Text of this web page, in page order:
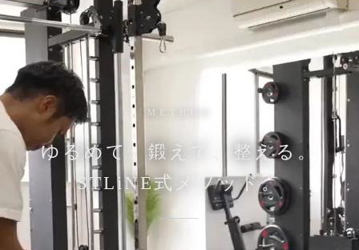
METHOD
ゆるめて、鍛えて、整える。
STLiNE式メソッド。